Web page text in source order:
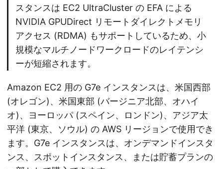
スタンスは EC2 UltraCluster の EFA による
NVIDIA GPUDirect リモートダイレクトメモリ
アクセス (RDMA) もサポートしているため、小
規模なマルチノードワークロードのレイテンシ
ーが短縮されます。
Amazon EC2 用の G7e インスタンスは、米国西部
(オレゴン)、米国東部 (バージニア北部、オハイ
オ)、ヨーロッパ (スペイン、ロンドン)、アジア太
平洋 (東京、ソウル) の AWS リージョンで使用でき
ます。G7e インスタンスは、オンデマンドインスタ
ンス、スポットインスタンス、または貯蓄プランの